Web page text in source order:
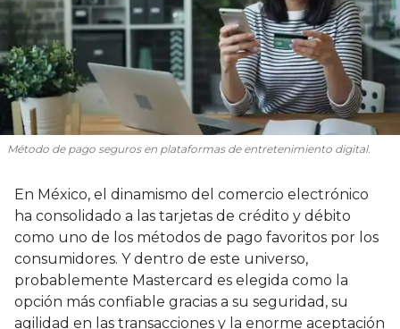
Método de pago seguros en plataformas de entretenimiento digital.
En México, el dinamismo del comercio electrónico
ha consolidado a las tarjetas de crédito y débito
como uno de los métodos de pago favoritos por los
consumidores. Y dentro de este universo,
probablemente Mastercard es elegida como la
opción más confiable gracias a su seguridad, su
agilidad en las transacciones y la enorme aceptación